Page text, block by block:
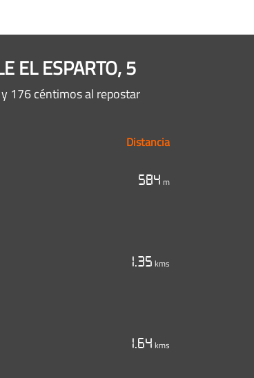
EL ESPARTO, 5
176 céntimos al repostar
Distancia
584 m
1.35 kms
1.64 kms